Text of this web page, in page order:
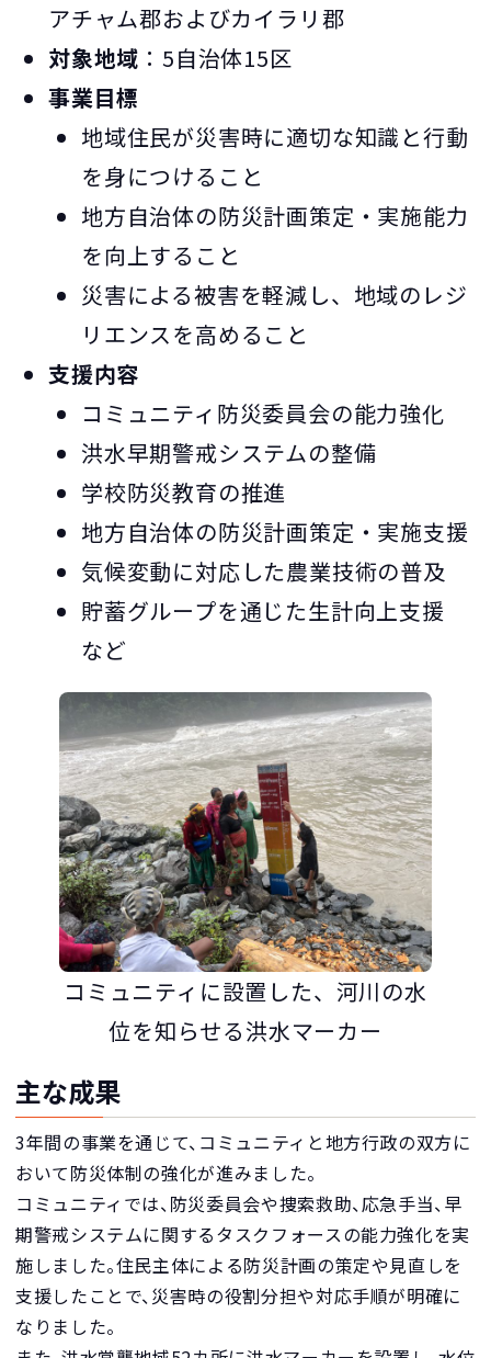
アチャム郡およびカイラリ郡
対象地域 ：5自治体15区
事業目標
地域住民が災害時に適切な知識と行動
を身につけること
地方自治体の防災計画策定・実施能力
を向上すること
災害による被害を軽減し、地域のレジ
リエンスを高めること
支援内容
コミュニティ防災委員会の能力強化
洪水早期警戒システムの整備
学校防災教育の推進
地方自治体の防災計画策定・実施支援
気候変動に対応した農業技術の普及
貯蓄グループを通じた生計向上支援
など
コミュニティに設置した、河川の水
位を知らせる洪水マーカー
主な成果
3年間の事業を通じて、コミュニティと地方行政の双方に
おいて防災体制の強化が進みました。
コミュニティでは、防災委員会や捜索救助、応急手当、早
期警戒システムに関するタスクフォースの能力強化を実
施しました。住民主体による防災計画の策定や見直しを
支援したことで、災害時の役割分担や対応手順が明確に
なりました。